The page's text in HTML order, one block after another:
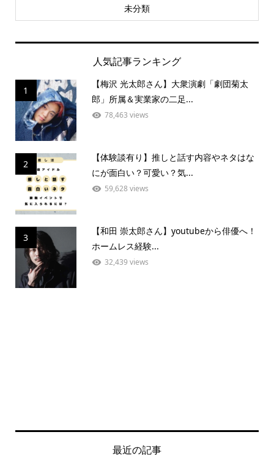
未分類
人気記事ランキング
1
【梅沢 光太郎さん】大衆演劇「劇団菊太
郎」所属＆実業家の二足...
78,463 views
2
【体験談有り】推しと話す内容やネタはな
にが面白い？可愛い？気...
59,628 views
3
【和田 崇太郎さん】youtubeから俳優へ！
ホームレス経験...
32,439 views
最近の記事